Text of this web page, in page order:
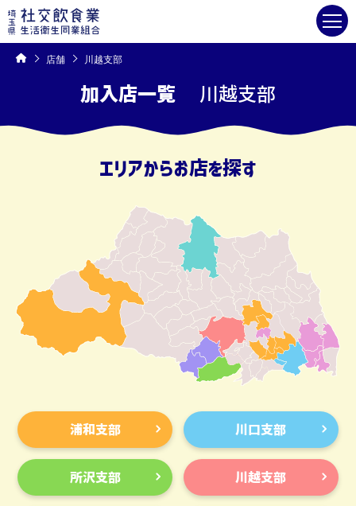
へ
店舗 川越支部
加入店一覧 川越支部
エリアからお店を探す
浦和支部 川口支部
所沢支部 川越支部